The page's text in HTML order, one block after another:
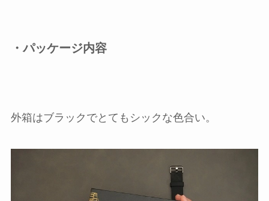
・パッケージ内容
外箱はブラックでとてもシックな色合い。